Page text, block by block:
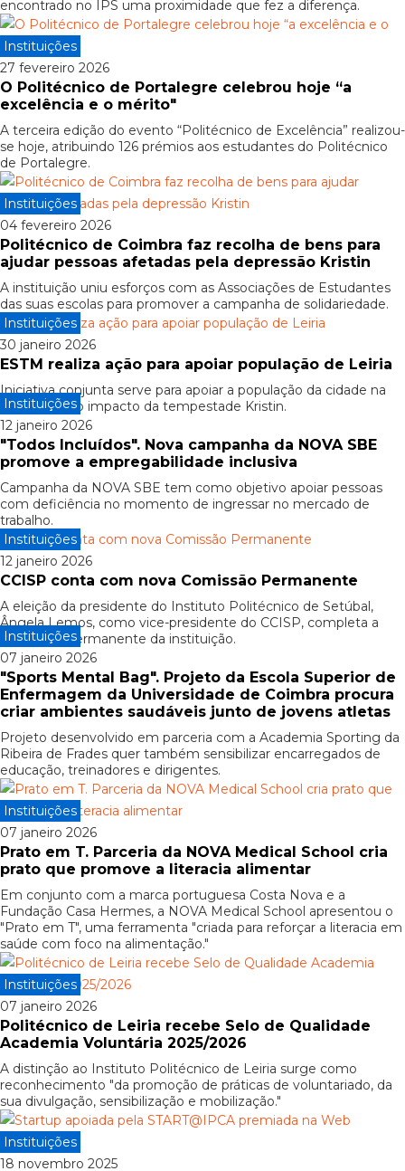
encontrado no IPS uma proximidade que fez a diferença.
Instituições
27 fevereiro 2026
O Politécnico de Portalegre celebrou hoje “a
excelência e o mérito"
A terceira edição do evento “Politécnico de Excelência” realizou-
se hoje, atribuindo 126 prémios aos estudantes do Politécnico
de Portalegre.
Instituições
04 fevereiro 2026
Politécnico de Coimbra faz recolha de bens para
ajudar pessoas afetadas pela depressão Kristin
A instituição uniu esforços com as Associações de Estudantes
das suas escolas para promover a campanha de solidariedade.
Instituições
30 janeiro 2026
ESTM realiza ação para apoiar população de Leiria
Iniciativa conjunta serve para apoiar a população da cidade na
sequência do impacto da tempestade Kristin.
Instituições
12 janeiro 2026
"Todos Incluídos". Nova campanha da NOVA SBE
promove a empregabilidade inclusiva
Campanha da NOVA SBE tem como objetivo apoiar pessoas
com deficiência no momento de ingressar no mercado de
trabalho.
Instituições
12 janeiro 2026
CCISP conta com nova Comissão Permanente
A eleição da presidente do Instituto Politécnico de Setúbal,
Ângela Lemos, como vice-presidente do CCISP, completa a
Comissão Permanente da instituição.
Instituições
07 janeiro 2026
"Sports Mental Bag". Projeto da Escola Superior de
Enfermagem da Universidade de Coimbra procura
criar ambientes saudáveis junto de jovens atletas
Projeto desenvolvido em parceria com a Academia Sporting da
Ribeira de Frades quer também sensibilizar encarregados de
educação, treinadores e dirigentes.
Instituições
07 janeiro 2026
Prato em T. Parceria da NOVA Medical School cria
prato que promove a literacia alimentar
Em conjunto com a marca portuguesa Costa Nova e a
Fundação Casa Hermes, a NOVA Medical School apresentou o
"Prato em T", uma ferramenta "criada para reforçar a literacia em
saúde com foco na alimentação."
Instituições
07 janeiro 2026
Politécnico de Leiria recebe Selo de Qualidade
Academia Voluntária 2025/2026
A distinção ao Instituto Politécnico de Leiria surge como
reconhecimento "da promoção de práticas de voluntariado, da
sua divulgação, sensibilização e mobilização."
Instituições
18 novembro 2025